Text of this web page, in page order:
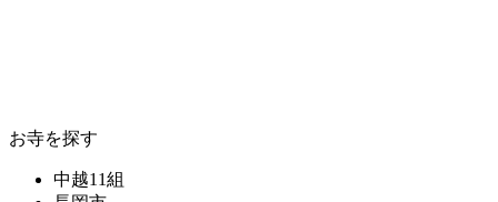
お寺を探す
中越11組